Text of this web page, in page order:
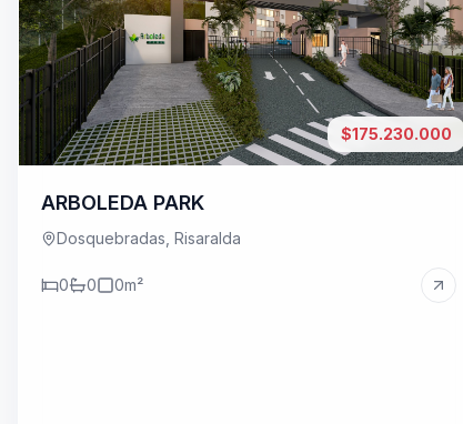
$175.230.000
ARBOLEDA PARK
Dosquebradas, Risaralda
0 0 0m²